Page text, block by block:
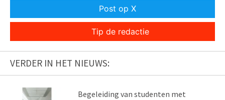
Post op X
Tip de redactie
VERDER IN HET NIEUWS:
Begeleiding van studenten met